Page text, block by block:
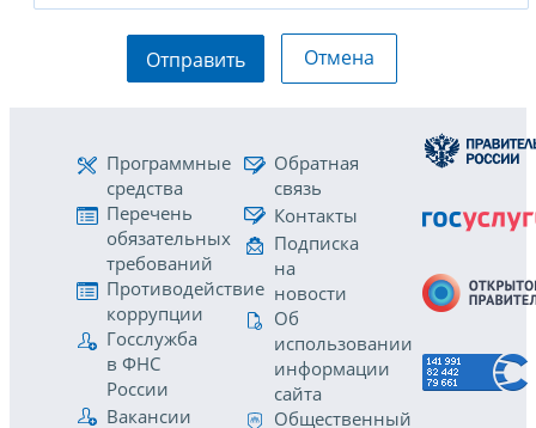
Отправить Отмена
Программные
средства
Перечень
обязательных
требований
Противодействие
коррупции
Госслужба
в ФНС
России
Вакансии
Обратная
связь
Контакты
Подписка
на
новости
Об
использовании
информации
сайта
Общественный